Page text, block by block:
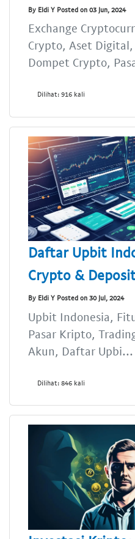
By Eldi Y Posted on 03 Jun, 2024
Exchange
Crypto, Aset
Dompet Crypto,
Dilihat: 916 kali
Daftar Upbit
Crypto &
By Eldi Y Posted on 30 Jul, 2024
Upbit Indonesia,
Pasar Kripto,
Akun, Daftar Upbi...
Dilihat: 846 kali